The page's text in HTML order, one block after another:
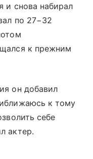
и снова набирал
по 27−32
к прежним
он добавил
к тому
себе
актер.